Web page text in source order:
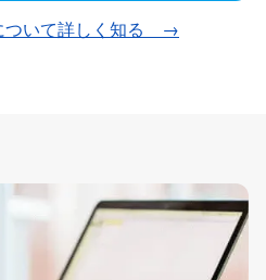
ついて詳しく知る →